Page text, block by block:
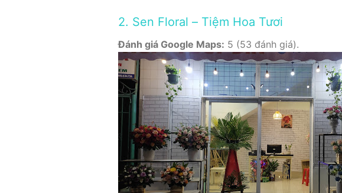
2. Sen Floral – Tiệm Hoa Tươi
Đánh giá Google Maps: 5 (53 đánh giá).